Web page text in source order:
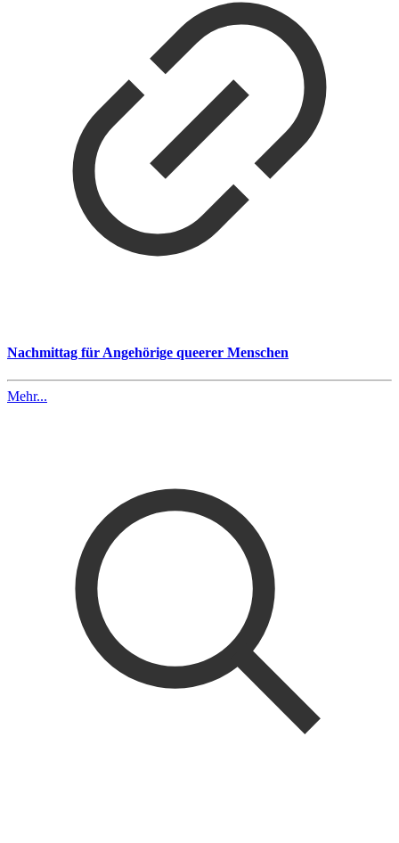
Nachmittag für Angehörige queerer Menschen
Mehr...